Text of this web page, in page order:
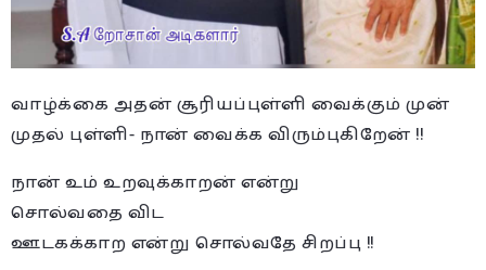
வாழ்க்கை அதன் சூரியப்புள்ளி வைக்கும் முன்
முதல் புள்ளி- நான் வைக்க விரும்புகிறேன் !!
நான் உம் உறவுக்காறன் என்று
சொல்வதை விட
ஊடகக்காற என்று சொல்வதே சிறப்பு !!